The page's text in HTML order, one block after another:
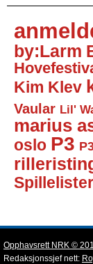
by:Larm
Kim Klev
Vaular Lil'
marius
oslo P3
Spillelister
Opphavsrett NRK ©
Redaksjonssjef nett: